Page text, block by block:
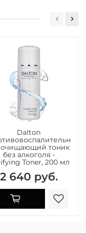
Dalton
тоник
без алкоголя -
Toner, 200 мл
2 640 руб.